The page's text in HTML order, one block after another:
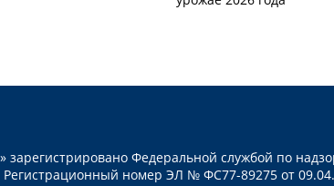
Федеральной службой по
номер ЭЛ № ФС77-89275 от